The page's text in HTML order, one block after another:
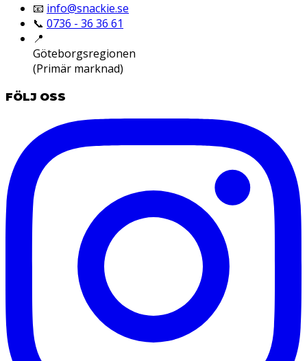
📧 info@snackie.se
📞 0736 - 36 36 61
📍
Göteborgsregionen
(Primär marknad)
FÖLJ OSS